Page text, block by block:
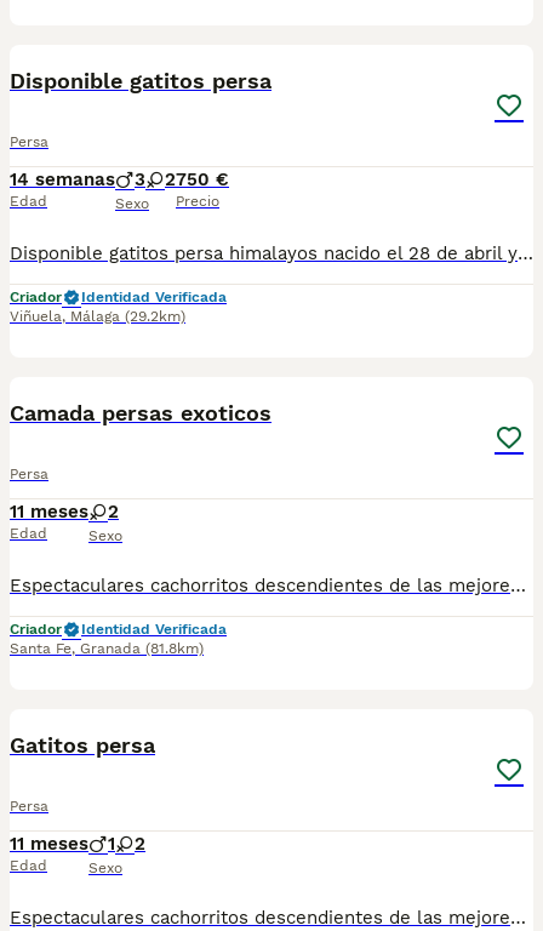
Disponible gatitos persa
Persa
14 semanas
Edad
3 2
Sexo
750 €
Precio
Disponible gatitos persa himalayos nacido el 28 de abril ya comiendo muy bien y haciendo sus cositas en el arenal se entregan vacunados desparasitado con tu cartilla veterinaria al día tengo macho y hembra elegir para más información al teléfono 679-80 5021 te mando fotos y vídeos por whatsapp
Criador
Identidad Verificada
Viñuela, Málaga (29.2km)
Camada persas exoticos
Persa
11 meses
Edad
2
Sexo
Espectaculares cachorritos descendientes de las mejores líneas de sangre. Las camadas están bajo supervisión veterinaria desde su nacimiento hasta que son entregadas a su nueva familia. Criados por un equipo de profesionales y mejores personas que, con años de experiencia a sus espaldas, cuidan a los animales por vocación, aplicando una cría ética y responsable para que cada cachorro se desarrolle con la mejor salud y con un buen temperamento. Todos los cachorritos se entregan con unos dos meses y medio de edad y sus vacunas correspondientes, desparasitados interna y externamente, con certificado de salud, y garantía tanto por enfermedad vírica como congénito genética. Posibilidad de entregar en toda España mediante transporte propio habilitado para perros y con chofer privado. Los precios pueden variar según las características y morfología de cada cachorro. Puedes contactar en el 696 09 34 48
Criador
Identidad Verificada
Santa Fe, Granada (81.8km)
Gatitos persa
Persa
11 meses
Edad
1 2
Sexo
Espectaculares cachorritos descendientes de las mejores líneas de sangre. Disponibles machos y hembras Las camadas están bajo supervisión veterinaria desde su nacimiento hasta que son entregadas a su nueva familia. Criados por un equipo de profesionales y mejores personas que, con años de experiencia a sus espaldas, cuidan a los animales por vocación, aplicando una cría ética y responsable para que cada cachorro se desarrolle con la mejor salud y con un buen temperamento. Todos los cachorritos se entregan con unos dos meses y medio de edad y sus vacunas correspondientes, desparasitados interna y externamente, con certificado de salud, y garantía tanto por enfermedad vírica como congénito genética. Posibilidad de entregar en toda España mediante transporte propio habilitado para perros y con chofer privado. Los precios pueden variar según las características y morfología de cada cachorro. Puedes contactar en el 696 09 34 48